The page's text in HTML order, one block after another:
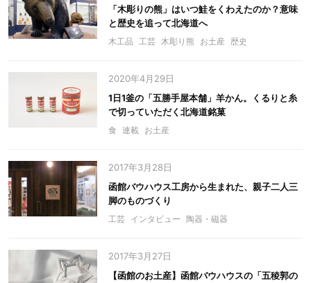
「木彫りの熊」はいつ鮭をくわえたのか？意味
と歴史を追って北海道へ
木工品 工芸 木彫り熊 お土産 歴史
2020年4月29日
1日1釜の「五勝手屋本舗」羊かん。くるりと糸
で切っていただく北海道銘菓
食 連載 お土産
2017年3月28日
函館バウハウス工房から生まれた、親子二人三
脚のものづくり
工芸 インタビュー 陶器・磁器
2017年3月27日
【函館のお土産】函館バウハウスの「五稜郭の